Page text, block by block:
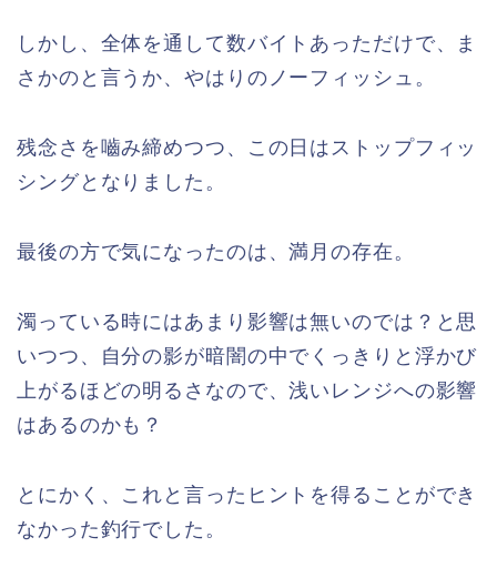
しかし、全体を通して数バイトあっただけで、ま
さかのと言うか、やはりのノーフィッシュ。
残念さを嚙み締めつつ、この日はストップフィッ
シングとなりました。
最後の方で気になったのは、満月の存在。
濁っている時にはあまり影響は無いのでは？と思
いつつ、自分の影が暗闇の中でくっきりと浮かび
上がるほどの明るさなので、浅いレンジへの影響
はあるのかも？
とにかく、これと言ったヒントを得ることができ
なかった釣行でした。